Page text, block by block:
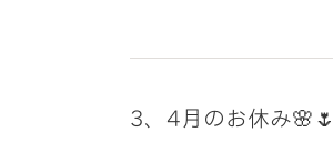
3、4月のお休み🌸🌷